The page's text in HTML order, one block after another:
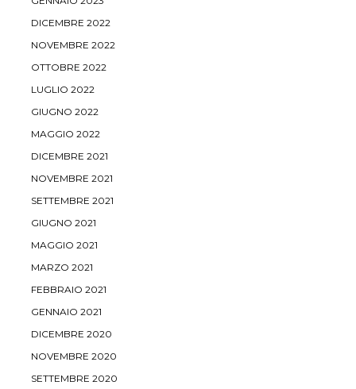
DICEMBRE 2022
NOVEMBRE 2022
OTTOBRE 2022
LUGLIO 2022
GIUGNO 2022
MAGGIO 2022
DICEMBRE 2021
NOVEMBRE 2021
SETTEMBRE 2021
GIUGNO 2021
MAGGIO 2021
MARZO 2021
FEBBRAIO 2021
GENNAIO 2021
DICEMBRE 2020
NOVEMBRE 2020
SETTEMBRE 2020